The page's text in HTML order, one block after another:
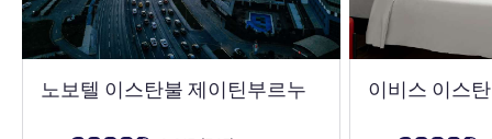
노보텔 이스탄불 제이틴부르누 이비스 이스